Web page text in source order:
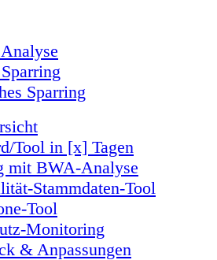
Sparring
Tool in [x] Tagen
mit BWA-Analyse
Stammdaten-Tool
Tool
Monitoring
& Anpassungen